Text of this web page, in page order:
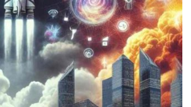
p
f
a
k
e
s